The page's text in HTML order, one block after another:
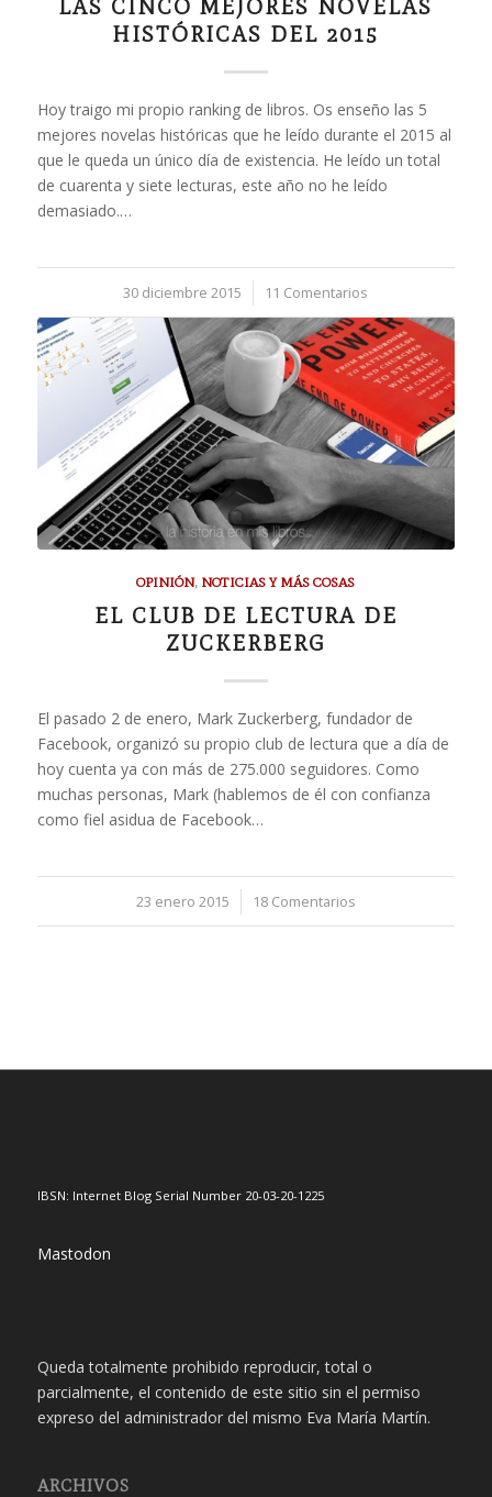
LAS CINCO MEJORES NOVELAS
HISTÓRICAS DEL 2015
Hoy traigo mi propio ranking de libros. Os enseño las 5
mejores novelas históricas que he leído durante el 2015 al
que le queda un único día de existencia. He leído un total
de cuarenta y siete lecturas, este año no he leído
demasiado.…
30 diciembre 2015
/ 11 Comentarios
OPINIÓN, NOTICIAS Y MÁS COSAS
EL CLUB DE LECTURA DE
ZUCKERBERG
El pasado 2 de enero, Mark Zuckerberg, fundador de
Facebook, organizó su propio club de lectura que a día de
hoy cuenta ya con más de 275.000 seguidores. Como
muchas personas, Mark (hablemos de él con confianza
como fiel asidua de Facebook…
23 enero 2015
/ 18 Comentarios
IBSN: Internet Blog Serial Number 20-03-20-1225
Mastodon
Queda totalmente prohibido reproducir, total o
parcialmente, el contenido de este sitio sin el permiso
expreso del administrador del mismo Eva María Martín.
ARCHIVOS